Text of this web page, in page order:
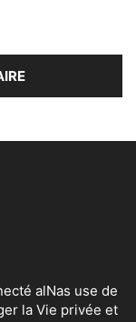
alNas use de
la Vie privée et